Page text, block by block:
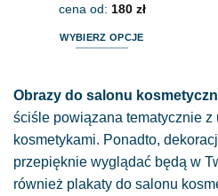
cena od: 180 zł
WYBIERZ OPCJE
ma
wiele
wariantów.
można
wybrać
Obrazy do salonu
ściśle powiązana tematycznie z
kosmetykami. Ponadto,
przepięknie wyglądać będą w
również plakaty do salonu